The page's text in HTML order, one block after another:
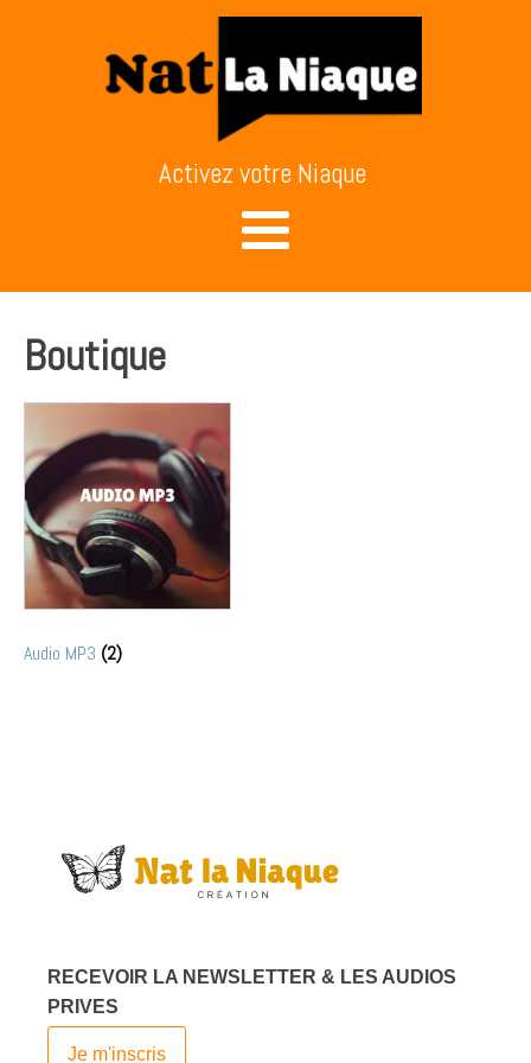
Activez votre Niaque
Boutique
Audio MP3 (2)
RECEVOIR LA NEWSLETTER & LES AUDIOS
PRIVES
Je m'inscris